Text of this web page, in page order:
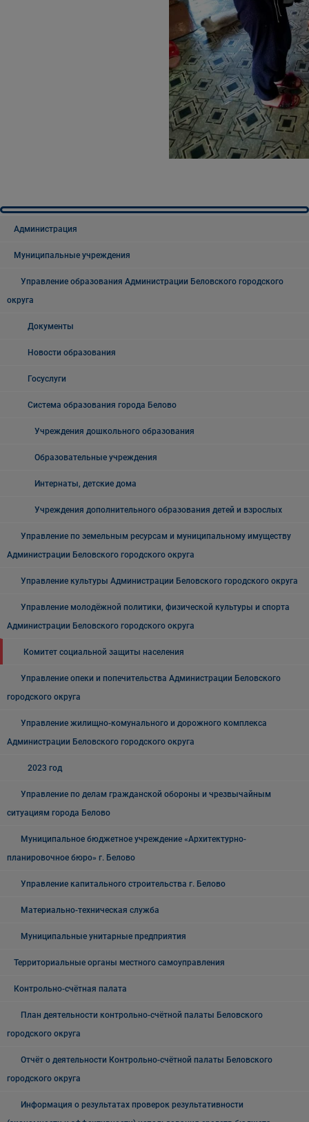
Администрация
Муниципальные учреждения
Управление образования Администрации Беловского городского
округа
Документы
Новости образования
Госуслуги
Система образования города Белово
Учреждения дошкольного образования
Образовательные учреждения
Интернаты, детские дома
Учреждения дополнительного образования детей и взрослых
Управление по земельным ресурсам и муниципальному имуществу
Администрации Беловского городского округа
Управление культуры Администрации Беловского городского округа
Управление молодёжной политики, физической культуры и спорта
Администрации Беловского городского округа
Комитет социальной защиты населения
Управление опеки и попечительства Администрации Беловского
городского округа
Управление жилищно-комунального и дорожного комплекса
Администрации Беловского городского округа
2023 год
Управление по делам гражданской обороны и чрезвычайным
ситуациям города Белово
Муниципальное бюджетное учреждение «Архитектурно-
планировочное бюро» г. Белово
Управление капитального строительства г. Белово
Материально-техническая служба
Муниципальные унитарные предприятия
Территориальные органы местного самоуправления
Контрольно-счётная палата
План деятельности контрольно-счётной палаты Беловского
городского округа
Отчёт о деятельности Контрольно-счётной палаты Беловского
городского округа
Информация о результатах проверок результативности